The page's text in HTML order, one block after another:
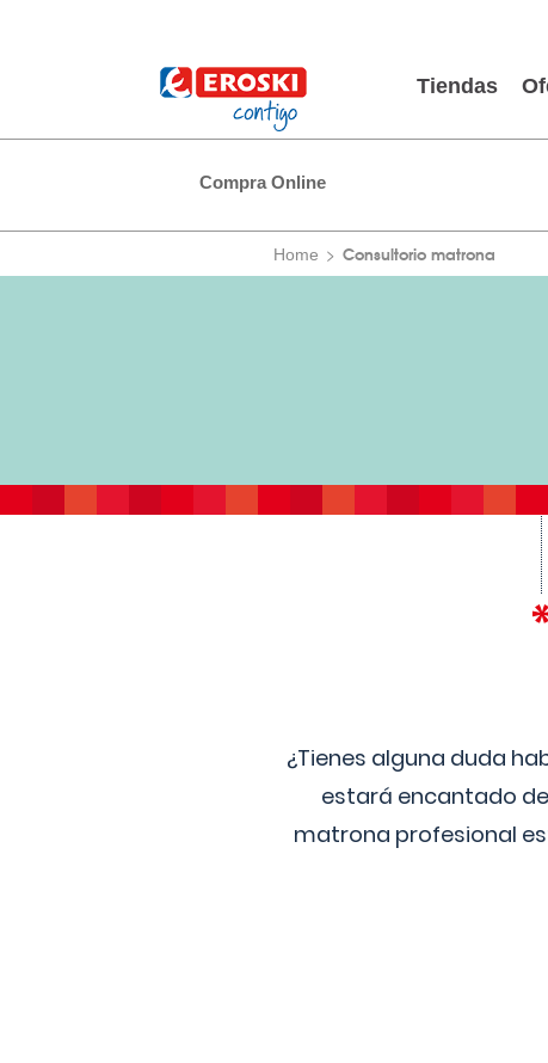
Tiendas
Compra Online
Home Consultorio matrona
¿Tienes alguna duda
estará encantado
matrona profesional